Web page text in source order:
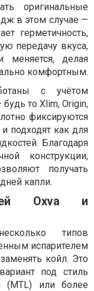
оригинальные
в этом случае —
герметичность,
передачу вкуса,
меняется, делая
комфортным.
с учётом
то Xlim, Origin,
фиксируются
подходят как для
Благодаря
конструкции,
получать
капли.
Oxva и
типов
испарителем
койл. Это
под стиль
(MTL) или более